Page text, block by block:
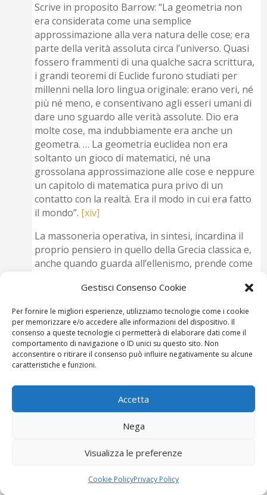
Gestisci Consenso Cookie
Per fornire le migliori esperienze, utilizziamo tecnologie come i cookie
per memorizzare e/o accedere alle informazioni del dispositivo. Il
consenso a queste tecnologie ci permetterà di elaborare dati come il
comportamento di navigazione o ID unici su questo sito. Non
acconsentire o ritirare il consenso può influire negativamente su alcune
caratteristiche e funzioni.
Accetta
Nega
Visualizza le preferenze
Cookie PolicyPrivacy Policy
Scrive in proposito Barrow: “La geometria non
era considerata come una semplice
approssimazione alla vera natura delle cose; era
parte della verità assoluta circa l’universo. Quasi
fossero frammenti di una qualche sacra scrittura,
i grandi teoremi di Euclide furono studiati per
millenni nella loro lingua originale: erano veri, né
più né meno, e consentivano agli esseri umani di
dare uno sguardo alle verità assolute. Dio era
molte cose, ma indubbiamente era anche un
geometra. … La geometria euclidea non era
soltanto un gioco di matematici, né una
grossolana approssimazione alle cose e neppure
un capitolo di matematica pura privo di un
contatto con la realtà. Era il modo in cui era fatto
il mondo”. [xiv]
La massoneria operativa, in sintesi, incardina il
proprio pensiero in quello della Grecia classica e,
anche quando guarda all’ellenismo, prende come
mondo, essendo nel mondo, in modo armonico,
cosmico con il quale può collaborare. Gli architetti
della massoneria operativa riproducono sulla
terra l’ordine celeste, fanno della terra un tempio
e sono collaboratori del Grande Arché Tecton.
Diverso è l’orizzonte che ci si presenta quando
prendiamo in considerazione la massoneria
cosiddetta speculativa, la quale comprende
molteplici correnti di pensiero, alcune delle quali
controiniziazione.
E’ il caso dello gnosticismo, combattuto da Plotino
e dai neoplatonici, che concepisce il mondo come